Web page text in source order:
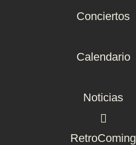
Conciertos
Calendario
Noticias
RetroComing